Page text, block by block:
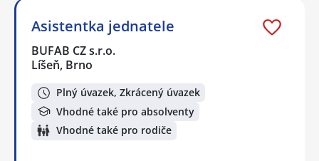
Asistentka jednatele
BUFAB CZ s.r.o.
Líšeň, Brno
Plný úvazek, Zkrácený úvazek
Vhodné také pro absolventy
Vhodné také pro rodiče